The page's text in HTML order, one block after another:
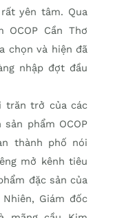
yên tâm. Qua
Cần Thơ
chọn và hiện đã
nhập đợt đầu
trăn trở của các
phẩm OCOP
thành phố nói
mở kênh tiêu
đặc sản của
Giám đốc